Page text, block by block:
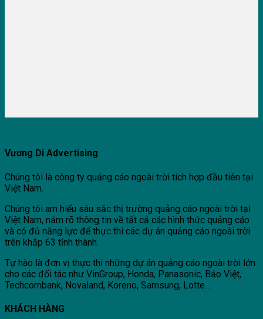
Vương Di Advertising
Chúng tôi là công ty quảng cáo ngoài trời tích hợp đầu tiên tại
Việt Nam.
Chúng tôi am hiểu sâu sắc thị trường quảng cáo ngoài trời tại
Việt Nam, nắm rõ thông tin về tất cả các hình thức quảng cáo
và có đủ năng lực để thực thi các dự án quảng cáo ngoài trời
trên khắp 63 tỉnh thành.
Tự hào là đơn vị thực thi những dự án quảng cáo ngoài trời lớn
cho các đối tác như VinGroup, Honda, Panasonic, Bảo Việt,
Techcombank, Novaland, Koreno, Samsung, Lotte…
KHÁCH HÀNG